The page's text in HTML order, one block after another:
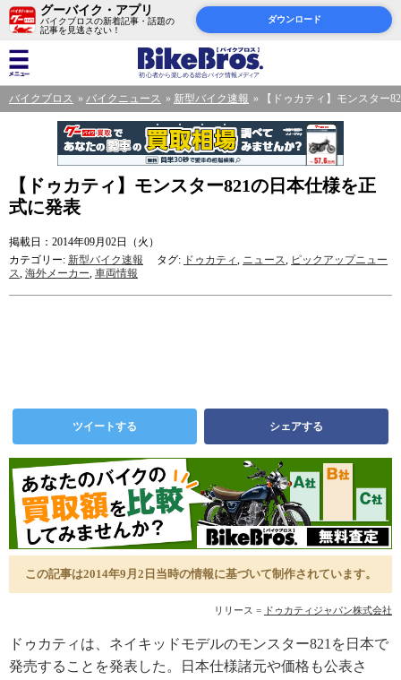
グーバイク・アプリ
バイクブロスの新着記事・話題の
記事を見逃さない！
ダウンロード
バイクブロス バイクニュース 新型バイク速報 【ドゥカティ】モンスター
【ドゥカティ】モンスター821の日本仕様を正
式に発表
掲載日：2014年09月02日（火）
カテゴリー: 新型バイク速報 タグ: ドゥカティ, ニュース, ピックアップニュー
ス, 海外メーカー, 車両情報
ツイートする シェアする
この記事は2014年9月2日当時の情報に基づいて制作されています。
リリース = ドゥカティジャパン株式会社
ドゥカティは、ネイキッドモデルのモンスター821を日本で
発売することを発表した。日本仕様諸元や価格も公表さ